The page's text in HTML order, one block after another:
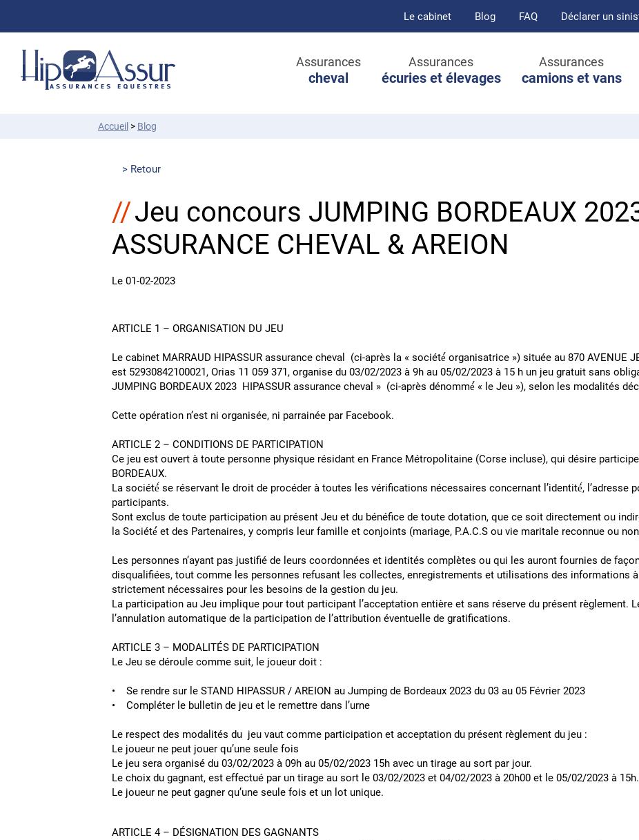
Le cabinet Blog FAQ Déclarer un
Assurances
cheval
Assurances
écuries et élevages
Assurances
camions et vans
Accueil > Blog
Retour
Jeu concours JUMPING BORDEAUX
ASSURANCE CHEVAL & AREION
Le 01-02-2023
ARTICLE 1 – ORGANISATION DU JEU
Le cabinet MARRAUD HIPASSUR assurance cheval (ci-après la « société́ organisatrice ») située au 870 AVENUE
est 52930842100021, Orias 11 059 371, organise du 03/02/2023 à 9h au 05/02/2023 à 15 h un jeu gratuit sans
JUMPING BORDEAUX 2023 HIPASSUR assurance cheval » (ci-après dénommé́ « le Jeu »), selon les
Cette opération n’est ni organisée, ni parrainée par Facebook.
ARTICLE 2 – CONDITIONS DE PARTICIPATION
Ce jeu est ouvert à toute personne physique résidant en France Métropolitaine (Corse incluse), qui désire
BORDEAUX.
La société́ se réservant le droit de procéder à toutes les vérifications nécessaires concernant l’identité́, l’adresse
participants.
Sont exclus de toute participation au présent Jeu et du bénéfice de toute dotation, que ce soit directement ou
la Société́ et des Partenaires, y compris leur famille et conjoints (mariage, P.A.C.S ou vie maritale reconnue ou
Les personnes n’ayant pas justifié de leurs coordonnées et identités complètes ou qui les auront fournies de
disqualifiées, tout comme les personnes refusant les collectes, enregistrements et utilisations des informations
strictement nécessaires pour les besoins de la gestion du jeu.
La participation au Jeu implique pour tout participant l’acceptation entière et sans réserve du présent règlement.
l’annulation automatique de la participation de l’attribution éventuelle de gratifications.
ARTICLE 3 – MODALITÉS DE PARTICIPATION
Le Jeu se déroule comme suit, le joueur doit :
• Se rendre sur le STAND HIPASSUR / AREION au Jumping de Bordeaux 2023 du 03 au 05 Février 2023
• Compléter le bulletin de jeu et le remettre dans l’urne
Le respect des modalités du jeu vaut comme participation et acceptation du présent
Le joueur ne peut jouer qu’une seule fois
Le jeu sera organisé du 03/02/2023 à 09h au 05/02/2023 15h avec un tirage au sort par jour.
Le choix du gagnant, est effectué par un tirage au sort le 03/02/2023 et 04/02/2023 à 20h00 et le 05/02/
Le joueur ne peut gagner qu’une seule fois et un lot unique.
ARTICLE 4 – DÉSIGNATION DES GAGNANTS